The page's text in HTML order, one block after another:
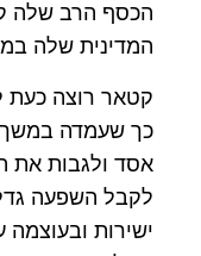
הכסף הרב שלה
המדינית שלה
קטאר רוצה כעת
אסד ולגבות את
לקבל השפעה
ישירות